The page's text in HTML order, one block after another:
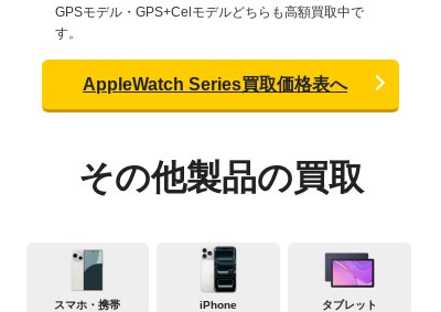
GPSモデル・GPS+Celモデルどちらも高額買取中で
す。
AppleWatch Series買取価格表へ
その他製品の買取
スマホ・携帯 iPhone タブレット